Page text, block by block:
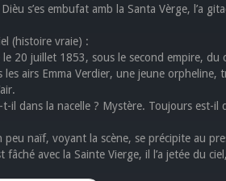
s’es embufat amb la Santa Vèrge, l’a
(histoire vraie) :
le 20 juillet 1853, sous le second empire,
les airs Emma Verdier, une jeune
t-il dans la nacelle ? Mystère. Toujours est-
peu naïf, voyant la scène, se précipite au
fâché avec la Sainte Vierge, il l’a jetée du